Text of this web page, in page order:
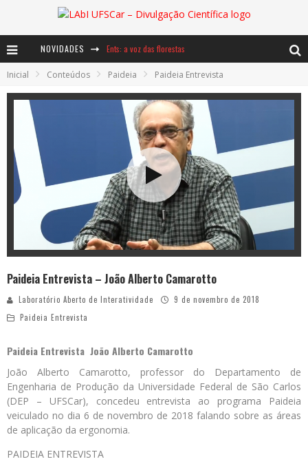
NOVIDADES Ents: a voz das florestas
Notáveis: Bertha Lutz
Baú de Histórias - A jamais imaginada aventura com os moinhos de vento
Inicial Conteúdos Paideia Paideia Entrevista
Paideia Entrevista – João Alberto Camarotto
Laboratório Aberto de Interatividade
9 de novembro de 2018
Paideia Entrevista
Paideia Entrevista João Alberto Camarotto
João Alberto Camarotto, professor do Departamento de
Engenharia de Produção da Universidade Federal de São Carlos
(DEP – UFSCar), concedeu entrevista ao programa Paideia
veiculado no dia 6 de novembro de 2018 falando sobre as áreas
de aplicação da ergonomia.
PAIDEIA ENTREVISTA